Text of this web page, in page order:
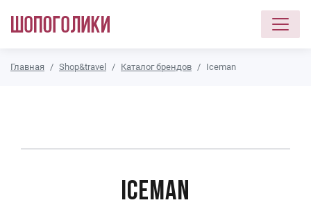
Главная Shop&travel Каталог брендов Iceman
Iceman